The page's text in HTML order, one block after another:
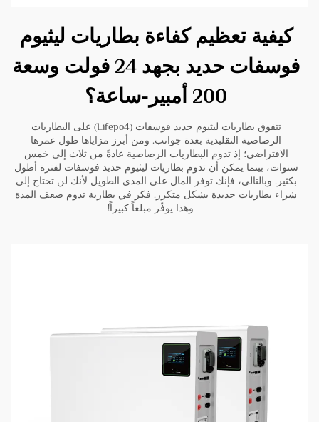
كيفية تعظيم كفاءة بطاريات ليثيوم
فوسفات حديد بجهد 24 فولت وسعة
200 أمبير-ساعة؟
تتفوق بطاريات ليثيوم حديد فوسفات (Lifepo4) على البطاريات
الرصاصية التقليدية بعدة جوانب. ومن أبرز مزاياها طول عمرها
الافتراضي؛ إذ تدوم البطاريات الرصاصية عادةً من ثلاث إلى خمس
سنوات، بينما يمكن أن تدوم بطاريات ليثيوم حديد فوسفات لفترة أطول
بكثير. وبالتالي، فإنك توفر المال على المدى الطويل لأنك لن تحتاج إلى
شراء بطاريات جديدة بشكل متكرر. فكر في بطارية تدوم ضعف المدة
— وهذا يوفّر مبلغاً كبيراً!